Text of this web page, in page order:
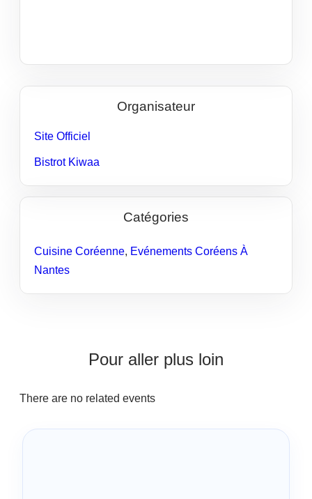
Organisateur
Site Officiel
Bistrot Kiwaa
Catégories
Cuisine Coréenne, Evénements Coréens À
Nantes
Pour aller plus loin
There are no related events